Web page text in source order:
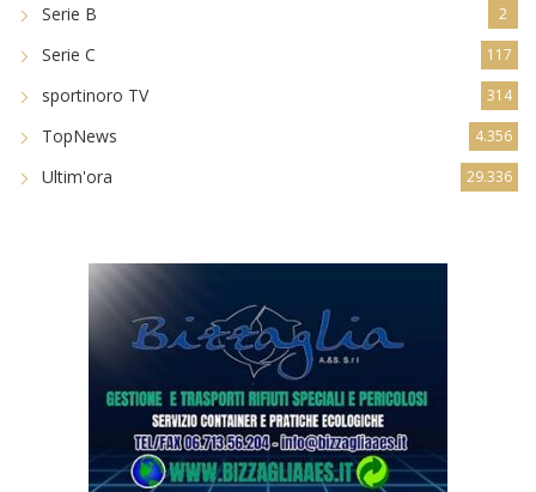
Serie B 2
Serie C 117
sportinoro TV 314
TopNews 4.356
Ultim'ora 29.336